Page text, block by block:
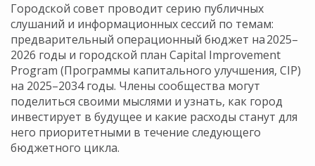
Городской совет проводит серию публичных
слушаний и информационных сессий по темам:
предварительный операционный бюджет на 2025–
2026 годы и городской план Capital Improvement
Program (Программы капитального улучшения, CIP)
на 2025–2034 годы. Члены сообщества могут
поделиться своими мыслями и узнать, как город
инвестирует в будущее и какие расходы станут для
него приоритетными в течение следующего
бюджетного цикла.